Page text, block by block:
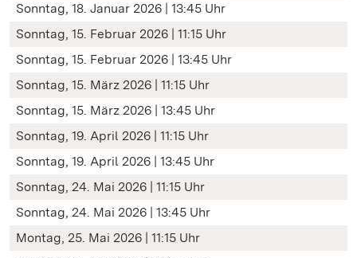
Sonntag, 18. Januar 2026 | 13:45 Uhr
Sonntag, 15. Februar 2026 | 11:15 Uhr
Sonntag, 15. Februar 2026 | 13:45 Uhr
Sonntag, 15. März 2026 | 11:15 Uhr
Sonntag, 15. März 2026 | 13:45 Uhr
Sonntag, 19. April 2026 | 11:15 Uhr
Sonntag, 19. April 2026 | 13:45 Uhr
Sonntag, 24. Mai 2026 | 11:15 Uhr
Sonntag, 24. Mai 2026 | 13:45 Uhr
Montag, 25. Mai 2026 | 11:15 Uhr